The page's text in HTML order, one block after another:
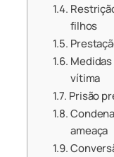
filhos
vítima
Prisão
ameaça